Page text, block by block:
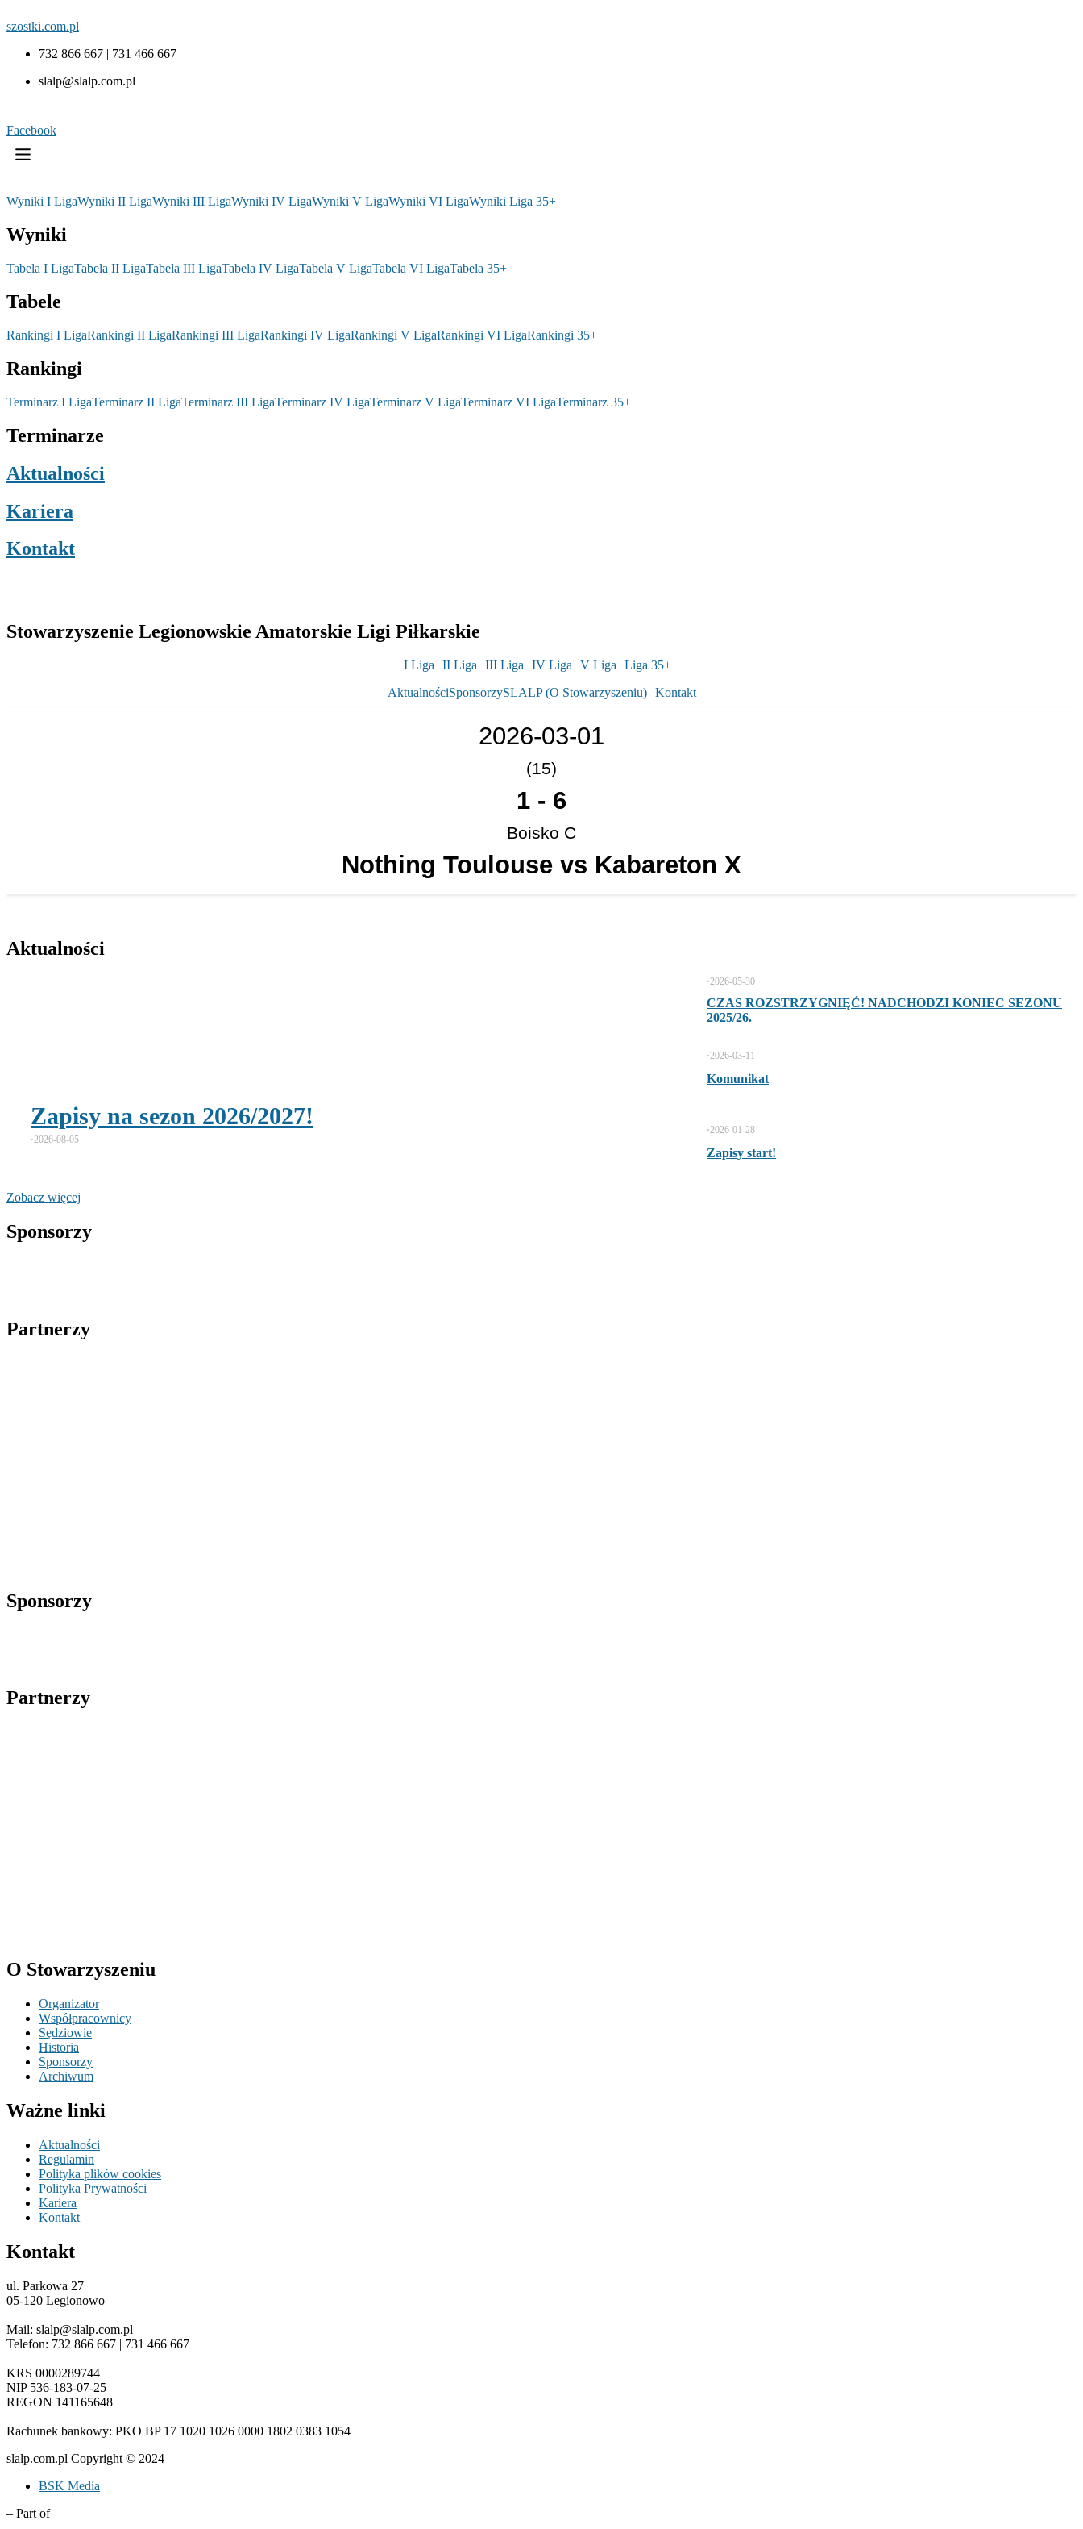
szostki.com.pl
732 866 667 | 731 466 667
slalp@slalp.com.pl
Facebook
Wyniki I LigaWyniki II LigaWyniki III LigaWyniki IV LigaWyniki V LigaWyniki VI LigaWyniki Liga 35+
Wyniki
Tabela I LigaTabela II LigaTabela III LigaTabela IV LigaTabela V LigaTabela VI LigaTabela 35+
Tabele
Rankingi I LigaRankingi II LigaRankingi III LigaRankingi IV LigaRankingi V LigaRankingi VI LigaRankingi 35+
Rankingi
Terminarz I LigaTerminarz II LigaTerminarz III LigaTerminarz IV LigaTerminarz V LigaTerminarz VI LigaTerminarz 35+
Terminarze
Aktualności
Kariera
Kontakt
Stowarzyszenie Legionowskie Amatorskie Ligi Piłkarskie
I Liga II Liga III Liga IV Liga V Liga
Liga 35+
AktualnościSponsorzySLALP (O Stowarzyszeniu) Kontakt
2026-03-01
(15)
1 - 6
Boisko C
Nothing Toulouse vs Kabareton X
Aktualności
Zapisy na sezon 2026/2027!
⋅2026-08-05
CZAS ROZSTRZYGNIĘĆ! NADCHODZI KONIEC SEZONU
2025/26.
⋅2026-05-30
Komunikat
⋅2026-03-11
Zapisy start!
⋅2026-01-28
Zobacz więcej
Sponsorzy
Partnerzy
Sponsorzy
Partnerzy
O Stowarzyszeniu
Organizator
Współpracownicy
Sędziowie
Historia
Sponsorzy
Archiwum
Ważne linki
Aktualności
Regulamin
Polityka plików cookies
Polityka Prywatności
Kariera
Kontakt
Kontakt
ul. Parkowa 27
05-120 Legionowo
Mail: slalp@slalp.com.pl
Telefon: 732 866 667 | 731 466 667
KRS 0000289744
NIP 536-183-07-25
REGON 141165648
Rachunek bankowy: PKO BP 17 1020 1026 0000 1802 0383 1054
slalp.com.pl Copyright © 2024
BSK Media
– Part of